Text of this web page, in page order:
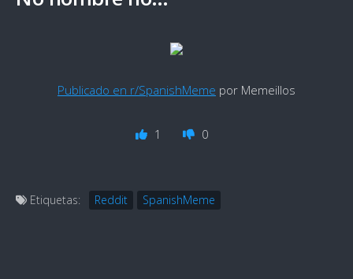
Publicado en r/SpanishMeme por Memeillos
1 0
Etiquetas: Reddit SpanishMeme